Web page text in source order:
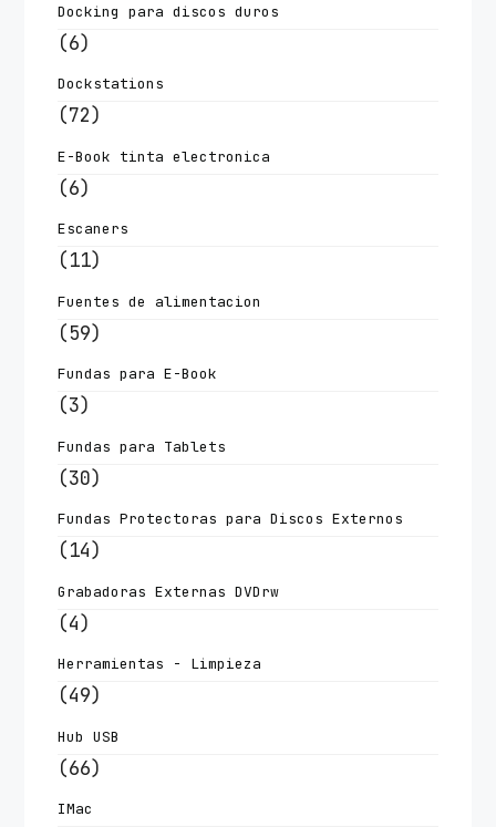
Docking para discos duros
(6)
Dockstations
(72)
E-Book tinta electronica
(6)
Escaners
(11)
Fuentes de alimentacion
(59)
Fundas para E-Book
(3)
Fundas para Tablets
(30)
Fundas Protectoras para Discos Externos
(14)
Grabadoras Externas DVDrw
(4)
Herramientas - Limpieza
(49)
Hub USB
(66)
IMac